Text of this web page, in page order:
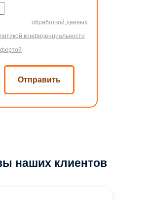
обработкой данных
конфиденциальности
наших клиентов